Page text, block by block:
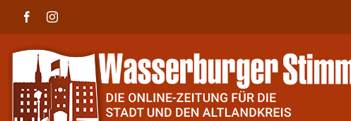
FacebookInstagram